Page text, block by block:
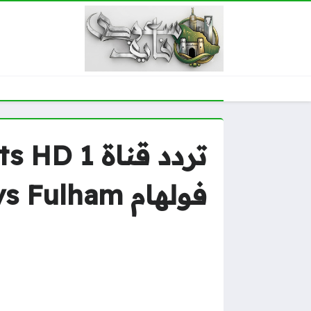
فولهام Liverpool vs Fulham